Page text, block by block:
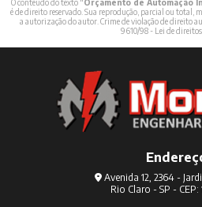
O conteúdo do texto "Orçamento de Automação
é de direito reservado. Sua reprodução, parcial ou total,
a autorização do autor. Crime de violação de direito
9610/98 - Lei de
Avenida 12, 2364 -
Rio Claro - SP - CEP: